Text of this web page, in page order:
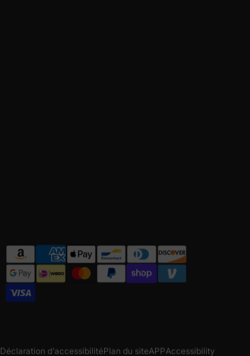
Déclaration d'accessibilitéPlan du siteAPPAccessibility